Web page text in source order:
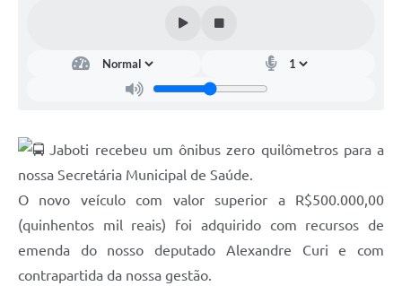
Jaboti recebeu um ônibus zero quilômetros para a
nossa Secretária Municipal de Saúde.
O novo veículo com valor superior a R$500.000,00
(quinhentos mil reais) foi adquirido com recursos de
emenda do nosso deputado Alexandre Curi e com
contrapartida da nossa gestão.